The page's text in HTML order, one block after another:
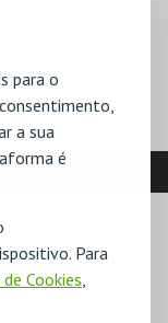
para o
a sua
é
Para
Cookies,